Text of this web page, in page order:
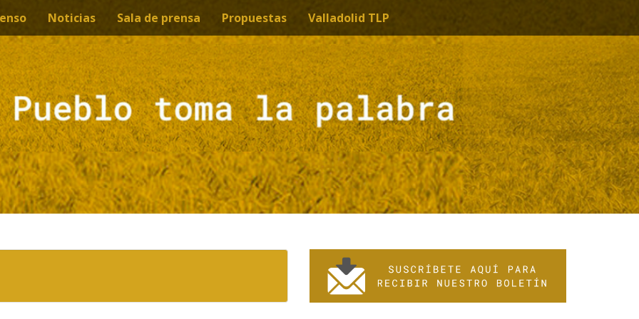
Noticias Sala de prensa Propuestas Valladolid TLP